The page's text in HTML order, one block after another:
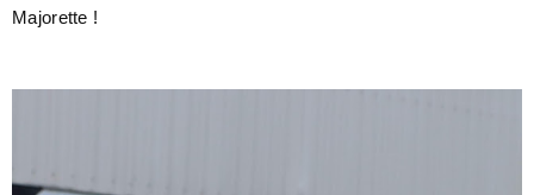
Majorette !